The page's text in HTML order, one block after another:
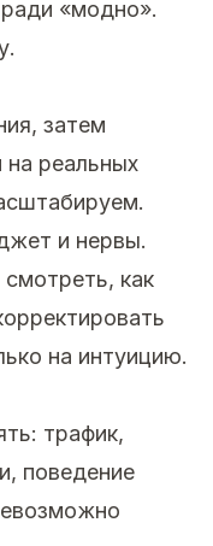
«модно».
затем
реальных
и нервы.
как
на интуицию.
трафик,
поведение